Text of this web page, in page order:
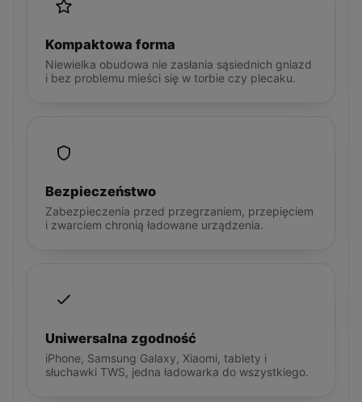
Kompaktowa forma
Niewielka obudowa nie zasłania sąsiednich gniazd
i bez problemu mieści się w torbie czy plecaku.
Bezpieczeństwo
Zabezpieczenia przed przegrzaniem, przepięciem
i zwarciem chronią ładowane urządzenia.
Uniwersalna zgodność
iPhone, Samsung Galaxy, Xiaomi, tablety i
słuchawki TWS, jedna ładowarka do wszystkiego.